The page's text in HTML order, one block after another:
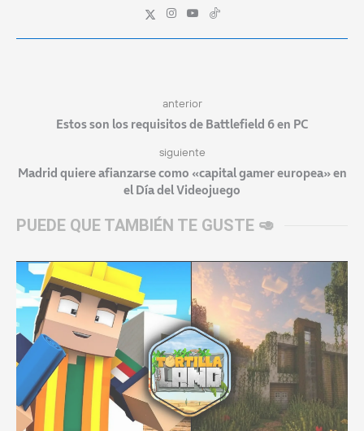
anterior
Estos son los requisitos de Battlefield 6 en PC
siguiente
Madrid quiere afianzarse como «capital gamer europea» en
el Día del Videojuego
PUEDE QUE TAMBIÉN TE GUSTE 🥑